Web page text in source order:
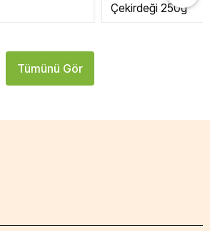
Çekirdeği 250g
Tümünü Gör